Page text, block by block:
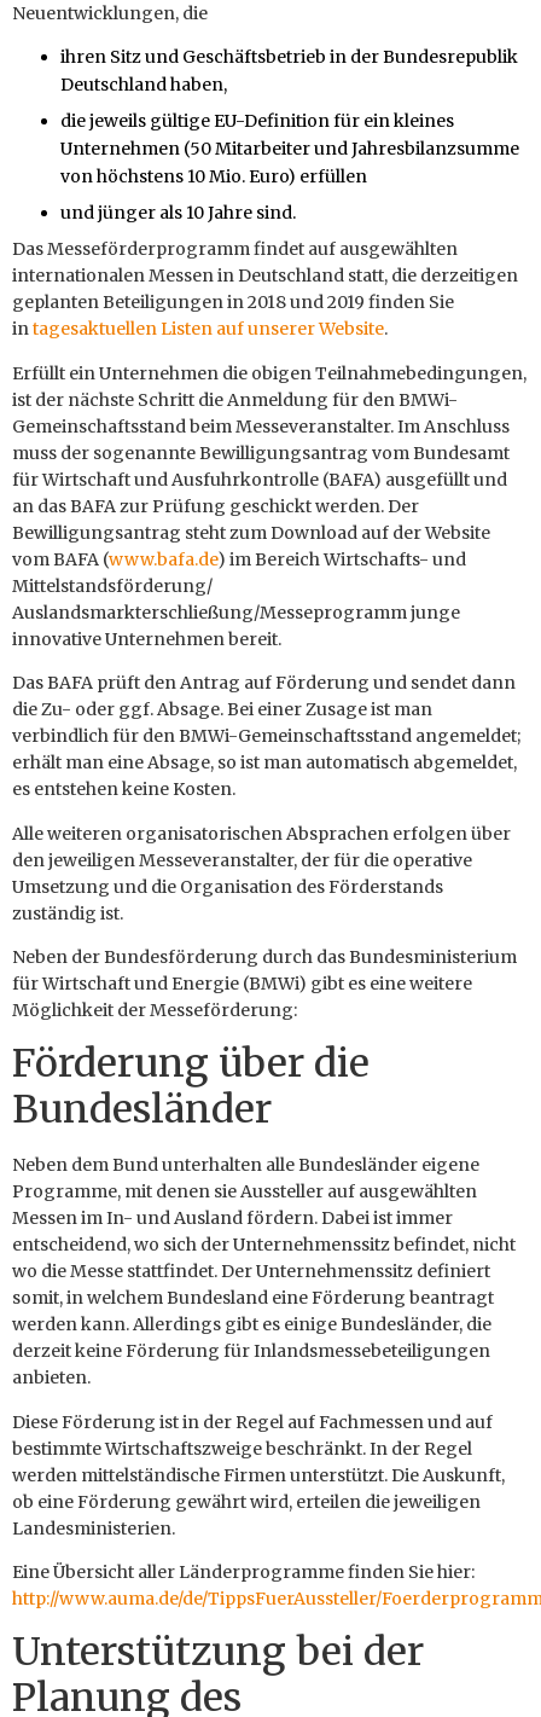
Neuentwicklungen, die
ihren Sitz und Geschäftsbetrieb in der Bundesrepublik
Deutschland haben,
die jeweils gültige EU-Definition für ein kleines
Unternehmen (50 Mitarbeiter und Jahresbilanzsumme
von höchstens 10 Mio. Euro) erfüllen
und jünger als 10 Jahre sind.
Das Messeförderprogramm findet auf ausgewählten
internationalen Messen in Deutschland statt, die derzeitigen
geplanten Beteiligungen in 2018 und 2019 finden Sie
intagesaktuellen Listen auf unserer Website.
Erfüllt ein Unternehmen die obigen Teilnahmebedingungen,
ist der nächste Schritt die Anmeldung für den BMWi-
Gemeinschaftsstand beim Messeveranstalter. Im Anschluss
muss der sogenannte Bewilligungsantrag vom Bundesamt
für Wirtschaft und Ausfuhrkontrolle (BAFA) ausgefüllt und
an das BAFA zur Prüfung geschickt werden. Der
Bewilligungsantrag steht zum Download auf der Website
vom BAFA (www.bafa.de) im Bereich Wirtschafts- und
Mittelstandsförderung/
Auslandsmarkterschließung/Messeprogramm junge
innovative Unternehmen bereit.
Das BAFA prüft den Antrag auf Förderung und sendet dann
die Zu- oder ggf. Absage. Bei einer Zusage ist man
verbindlich für den BMWi-Gemeinschaftsstand angemeldet;
erhält man eine Absage, so ist man automatisch abgemeldet,
es entstehen keine Kosten.
Alle weiteren organisatorischen Absprachen erfolgen über
den jeweiligen Messeveranstalter, der für die operative
Umsetzung und die Organisation des Förderstands
zuständig ist.
Neben der Bundesförderung durch das Bundesministerium
für Wirtschaft und Energie (BMWi) gibt es eine weitere
Möglichkeit der Messeförderung:
Förderung über die
Bundesländer
Neben dem Bund unterhalten alle Bundesländer eigene
Programme, mit denen sie Aussteller auf ausgewählten
Messen im In- und Ausland fördern. Dabei ist immer
entscheidend, wo sich der Unternehmenssitz befindet, nicht
wo die Messe stattfindet. Der Unternehmenssitz definiert
somit, in welchem Bundesland eine Förderung beantragt
werden kann. Allerdings gibt es einige Bundesländer, die
derzeit keine Förderung für Inlandsmessebeteiligungen
anbieten.
Diese Förderung ist in der Regel auf Fachmessen und auf
bestimmte Wirtschaftszweige beschränkt. In der Regel
werden mittelständische Firmen unterstützt. Die Auskunft,
ob eine Förderung gewährt wird, erteilen die jeweiligen
Landesministerien.
Eine Übersicht aller Länderprogramme finden Sie hier:
http://www.auma.de/de/TippsFuerAussteller/
Unterstützung bei der
Planung des